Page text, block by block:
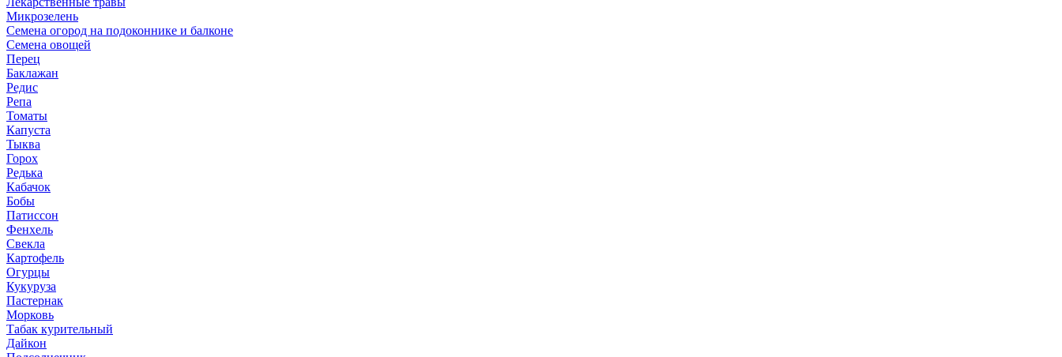
Микрозелень
Семена огород на подоконнике и балконе
Семена овощей
Перец
Баклажан
Редис
Репа
Томаты
Капуста
Тыква
Горох
Редька
Кабачок
Бобы
Патиссон
Фенхель
Свекла
Картофель
Огурцы
Кукуруза
Пастернак
Морковь
Табак курительный
Дайкон